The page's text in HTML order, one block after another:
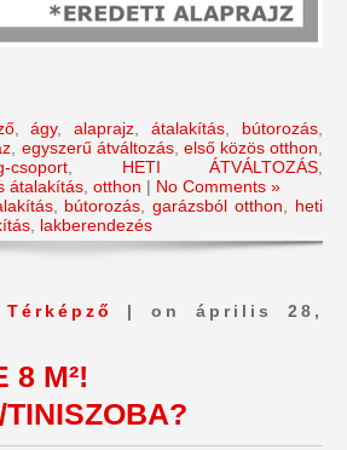
,ágy,alaprajz ,átalakítás bútorozás
egyszerű átváltozás, első közös otthon
csoport HETI ÁTVÁLTOZÁS
átalakítás otthon | No Comments »
, bútorozás ,garázsból otthon
heti
lakberendezés
| on április 28,
8 M²!